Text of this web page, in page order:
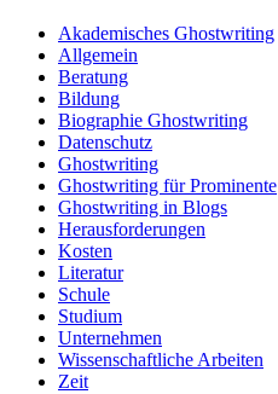
Akademisches Ghostwriting
Allgemein
Beratung
Bildung
Biographie Ghostwriting
Datenschutz
Ghostwriting
Ghostwriting für Prominente
Ghostwriting in Blogs
Herausforderungen
Kosten
Literatur
Schule
Studium
Unternehmen
Wissenschaftliche Arbeiten
Zeit